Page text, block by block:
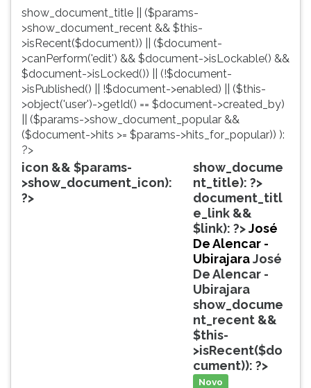
livros,
biografias,
profissões,
simulados
comentados.
Acessibilidade
leitor
pular
essa
leitura
pressione
depois
pausar
show_document_title || ($params-
>show_document_recent && $this-
>isRecent($document)) || ($document-
>canPerform('edit') && $document->isLockable() &&
$document->isLocked()) || (!$document-
>isPublished() || !$document->enabled) || ($this-
>object('user')->getId() == $document->created_by)
|| ($params->show_document_popular &&
($document->hits >= $params->hits_for_popular)) ):
?>
icon && $params-
>show_document_icon):
?>
show_docume
nt_title): ?>
document_titl
e_link &&
$link): ?>José
De Alencar -
UbirajaraJosé
De Alencar -
Ubirajara
show_docume
nt_recent &&
$this-
>isRecent($do
cument)): ?>
Novo